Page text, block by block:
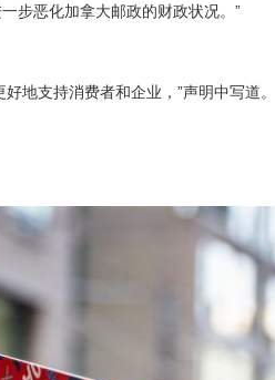
步恶化加拿大邮政的财政状况。”
地支持消费者和企业，”声明中写道。